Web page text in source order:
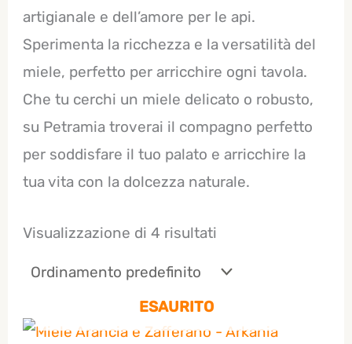
artigianale e dell’amore per le api.
Sperimenta la ricchezza e la versatilità del
miele, perfetto per arricchire ogni tavola.
Che tu cerchi un miele delicato o robusto,
su Petramia troverai il compagno perfetto
per soddisfare il tuo palato e arricchire la
tua vita con la dolcezza naturale.
Visualizzazione di 4 risultati
ESAURITO